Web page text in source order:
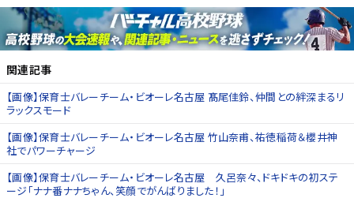
関連記事
【画像】保育士バレーチーム・ビオーレ名古屋 髙尾佳鈴、仲間との絆深まるリ
ラックスモード
【画像】保育士バレーチーム・ビオーレ名古屋 竹山奈甫、祐徳稲荷＆櫻井神
社でパワーチャージ
【画像】保育士バレーチーム・ビオーレ名古屋 久呂奈々、ドキドキの初ステ
ージ「ナナ番ナナちゃん、笑顔でがんばりました！」